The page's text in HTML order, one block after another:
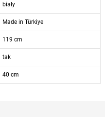
biały
Made in Türkiye
119 cm
tak
40 cm